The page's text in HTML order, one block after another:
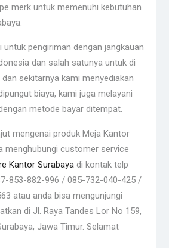
merk untuk memenuhi kebutuhan
untuk pengiriman dengan jangkauan
dan salah satunya untuk di
sekitarnya kami menyediakan
biaya, kami juga melayani
metode bayar ditempat.
mengenai produk Meja Kantor
menghubungi customer service
Kantor Surabaya di kontak telp
853-882-996 / 085-732-040-425 /
atau anda bisa mengunjungi
di Jl. Raya Tandes Lor No 159,
Jawa Timur. Selamat